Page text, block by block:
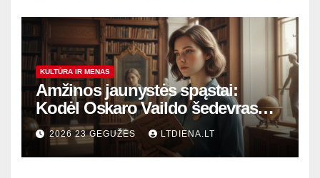
KULTŪRA IR MENAS
Amžinos jaunystės spąstai:
Kodėl Oskaro Vaildo šedevras
šiandien aktualesnis nei bet
kada?
2026 23 GEGUŽĖS LTDIENA.LT